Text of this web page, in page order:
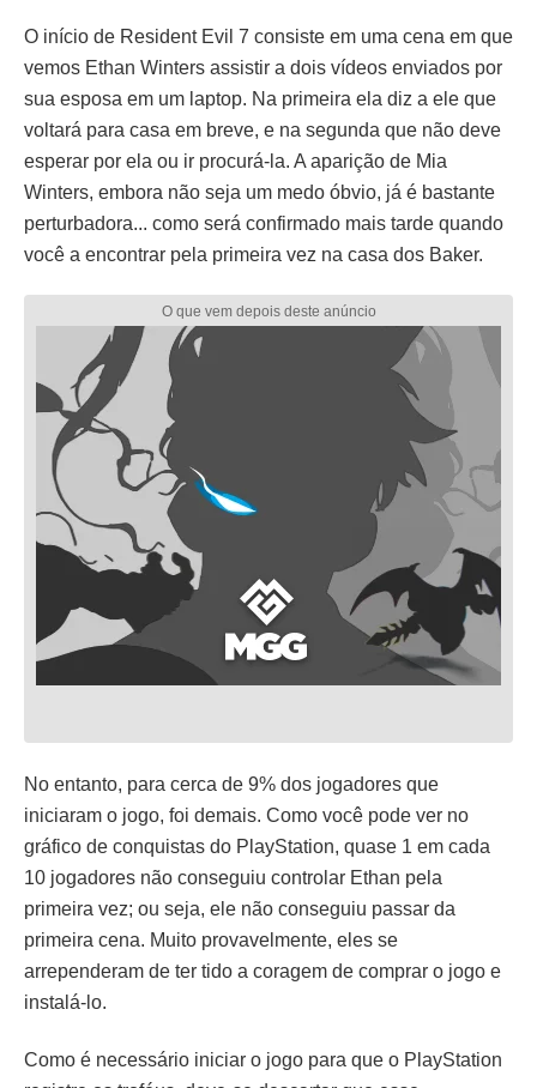
O início de Resident Evil 7 consiste em uma cena em que
vemos Ethan Winters assistir a dois vídeos enviados por
sua esposa em um laptop. Na primeira ela diz a ele que
voltará para casa em breve, e na segunda que não deve
esperar por ela ou ir procurá-la. A aparição de Mia
Winters, embora não seja um medo óbvio, já é bastante
perturbadora... como será confirmado mais tarde quando
você a encontrar pela primeira vez na casa dos Baker.
No entanto, para cerca de 9% dos jogadores que
iniciaram o jogo, foi demais. Como você pode ver no
gráfico de conquistas do PlayStation, quase 1 em cada
10 jogadores não conseguiu controlar Ethan pela
primeira vez; ou seja, ele não conseguiu passar da
primeira cena. Muito provavelmente, eles se
arrependeram de ter tido a coragem de comprar o jogo e
instalá-lo.
Como é necessário iniciar o jogo para que o PlayStation